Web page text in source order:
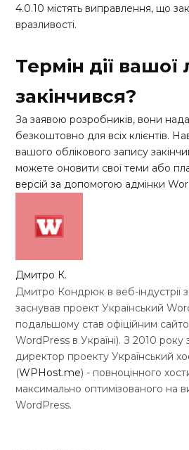
4.0.10 містять виправлення, що
вразливості.
Термін дії вашої
закінчився?
За заявою розробників, вони
безкоштовно для всіх клієнтів.
вашого облікового запису
можете оновити свої теми або
версій за допомогою адмінки
Дмитро К.
Дмитро Кондрюк в веб-індустрії
заснував проект Український
подальшому став офіційним
WordPress в Україні). З 2010 року
директор проекту Український
(WPHost.me) - повноцінного
максимально оптимізованого на
WordPress.